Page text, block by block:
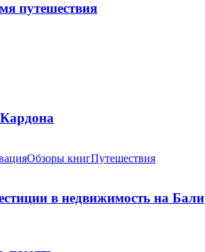
путешествия
Обзоры книгПутешествия
в недвижимость на Бали